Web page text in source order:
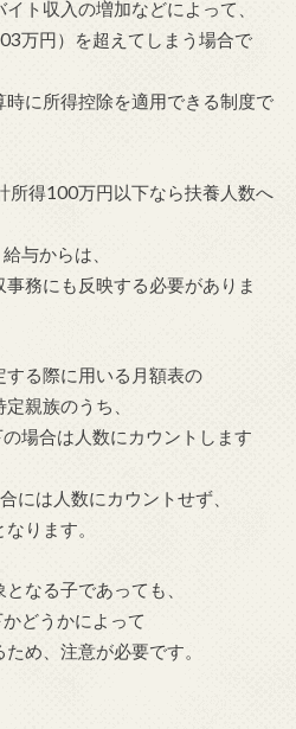
ト収入の増加などによって、
万円）を超えてしまう場合で
に所得控除を適用できる制度で
得100万円以下なら扶養人数へ
与からは、
務にも反映する必要がありま
る際に用いる月額表の
親族のうち、
場合は人数にカウントします
には人数にカウントせず、
ります。
なる子であっても、
どうかによって
め、注意が必要です。